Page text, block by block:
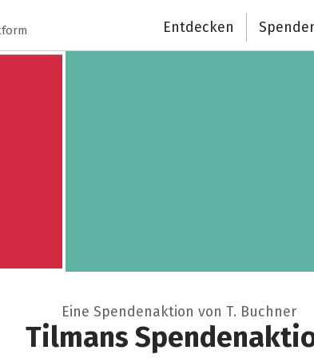
Entdecken
Eine Spendenaktion von T. Buchner
Tilmans
Schließen